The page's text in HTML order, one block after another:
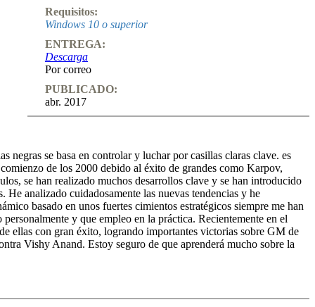
Requisitos:
Windows 10 o superior
ENTREGA:
Descarga
Por correo
PUBLICADO:
abr. 2017
negras se basa en controlar y luchar por casillas claras clave. es
de los 2000 debido al éxito de grandes como Karpov,
se han realizado muchos desarrollos clave y se han introducido
He analizado cuidadosamente las nuevas tendencias y he
basado en unos fuertes cimientos estratégicos siempre me han
y que empleo en la práctica. Recientemente en el
ellas con gran éxito, logrando importantes victorias sobre GM de
Vishy Anand. Estoy seguro de que aprenderá mucho sobre la